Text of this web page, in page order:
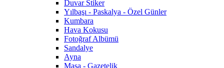
Duvar Stiker
Yılbaşı - Paskalya - Özel Günler
Kumbara
Hava Kokusu
Fotoğraf Albümü
Sandalye
Ayna
Masa - Gazetelik